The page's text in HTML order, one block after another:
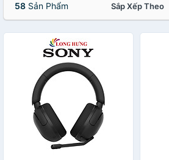
58 Sản Phẩm Sắp Xếp Theo